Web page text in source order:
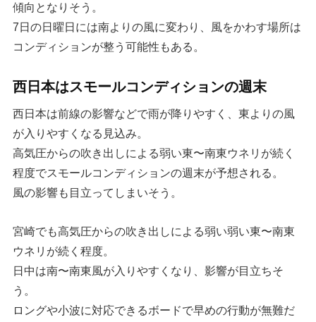
傾向となりそう。
7日の日曜日には南よりの風に変わり、風をかわす場所は
コンディションが整う可能性もある。
西日本はスモールコンディションの週末
西日本は前線の影響などで雨が降りやすく、東よりの風
が入りやすくなる見込み。
高気圧からの吹き出しによる弱い東〜南東ウネリが続く
程度でスモールコンディションの週末が予想される。
風の影響も目立ってしまいそう。
宮崎でも高気圧からの吹き出しによる弱い弱い東〜南東
ウネリが続く程度。
日中は南〜南東風が入りやすくなり、影響が目立ちそ
う。
ロングや小波に対応できるボードで早めの行動が無難だ